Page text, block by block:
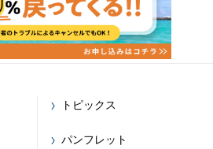
トピックス
パンフレット